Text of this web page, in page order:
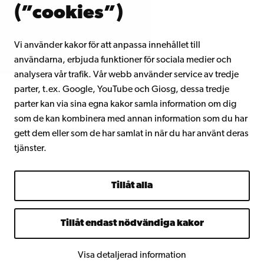
(”cookies”)
Vi använder kakor för att anpassa innehållet till
användarna, erbjuda funktioner för sociala medier och
analysera vår trafik. Vår webb använder service av tredje
parter, t.ex. Google, YouTube och Giosg, dessa tredje
parter kan via sina egna kakor samla information om dig
som de kan kombinera med annan information som du har
gett dem eller som de har samlat in när du har använt deras
tjänster.
Tillåt alla
Tillåt endast nödvändiga kakor
Visa detaljerad information